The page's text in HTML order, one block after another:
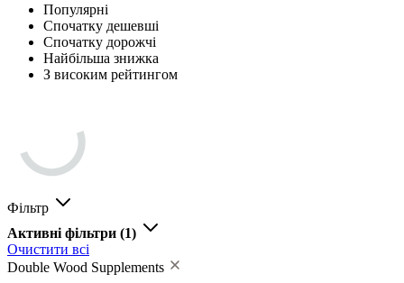
Популярні
Спочатку дешевші
Спочатку дорожчі
Найбільша знижка
З високим рейтингом
Фільтр
Активні фільтри (1)
Очистити всі
Double Wood Supplements